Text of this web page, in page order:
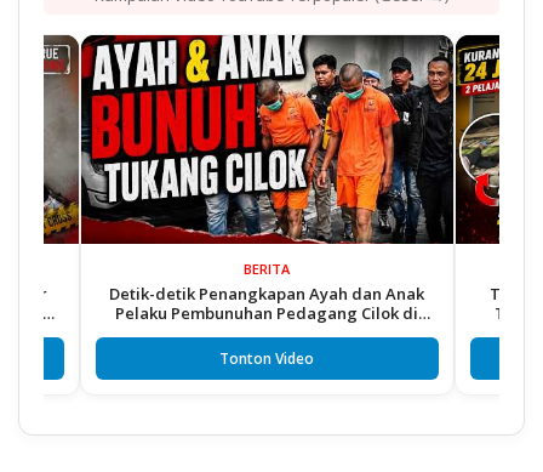
BERITA
Detik-detik Penangkapan Ayah dan Anak
Pelaku Pembunuhan Pedagang Cilok di
Cikupa
Tonton Video
Tangkap